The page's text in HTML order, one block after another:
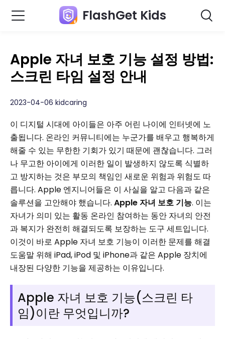
FlashGet Kids
Apple 자녀 보호 기능 설정 방법:
스크린 타임 설정 안내
2023-04-06 kidcaring
이 디지털 시대에 아이들은 아주 어린 나이에 인터넷에 노
출됩니다. 온라인 커뮤니티에는 누군가를 배우고 행복하게
해줄 수 있는 무한한 기회가 있기 때문에 괜찮습니다. 그러
나 무고한 아이에게 이러한 일이 발생하지 않도록 식별하
고 방지하는 것은 부모의 책임인 새로운 위험과 위험도 따
릅니다. Apple 엔지니어들은 이 사실을 알고 다음과 같은
솔루션을 고안해야 했습니다. Apple 자녀 보호 기능. 이는
자녀가 의미 있는 활동 온라인 참여하는 동안 자녀의 안전
과 복지가 완전히 해결되도록 보장하는 도구 세트입니다.
이것이 바로 Apple 자녀 보호 기능이 이러한 문제를 해결
도움말 위해 iPad, iPod 및 iPhone과 같은 Apple 장치에
내장된 다양한 기능을 제공하는 이유입니다.
Apple 자녀 보호 기능(스크린 타
임)이란 무엇입니까?